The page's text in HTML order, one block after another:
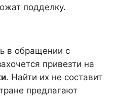
подделку.
в обращении с
привезти на
. Найти их не составит
предлагают